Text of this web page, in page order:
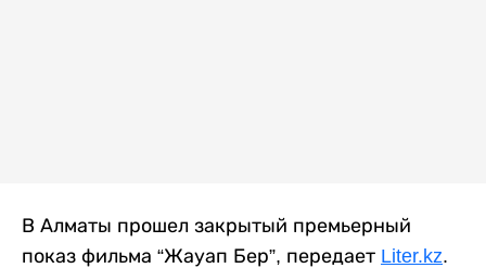
В Алматы прошел закрытый премьерный
показ фильма “Жауап Бер”, передает Liter.kz.